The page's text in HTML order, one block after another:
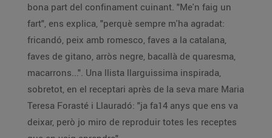
bona part del confinament cuinant. "Me'n faig un
fart", ens explica, "perquè sempre m'ha agradat:
fricandó, peix amb romesco, faves a la catalana,
faves de gitano, arròs negre, bacallà de quaresma,
macarrons...". Una llista llarguissima inspirada,
sobretot, en el receptari après de la seva mare Maria
Teresa Forasté i Llauradó: "ja fa14 anys que ens va
deixar, però jo miro de reproduir totes les receptes